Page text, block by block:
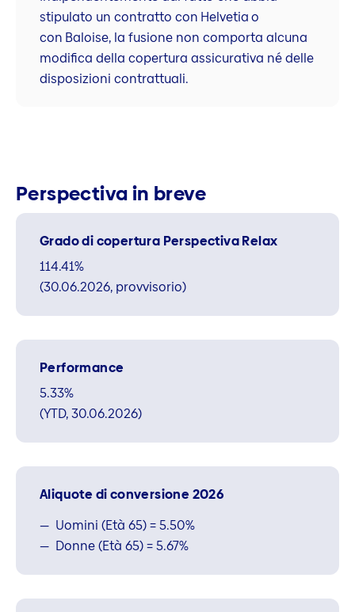
stipulato un contratto con Helvetia o
con Baloise, la fusione non comporta alcuna
modifica della copertura assicurativa né delle
disposizioni contrattuali.
Perspectiva in breve
Grado di copertura Perspectiva Relax
114.41%
(30.06.2026, provvisorio)
Performance
5.33%
(YTD, 30.06.2026)
Aliquote di conversione 2026
Uomini (Età 65) = 5.50%
Donne (Età 65) = 5.67%